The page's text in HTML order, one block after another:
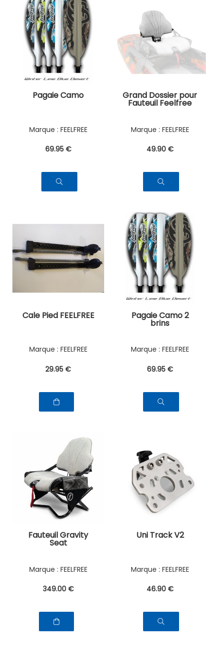
Pagaie Camo
FEELFREE
69.95 €
Grand Dossier pour
Fauteuil Feelfree
FEELFREE
49.90 €
Cale Pied FEELFREE
FEELFREE
29.95 €
Pagaie Camo 2
brins
FEELFREE
69.95 €
Fauteuil Gravity
Seat
FEELFREE
349.00 €
Uni Track V2
FEELFREE
46.90 €